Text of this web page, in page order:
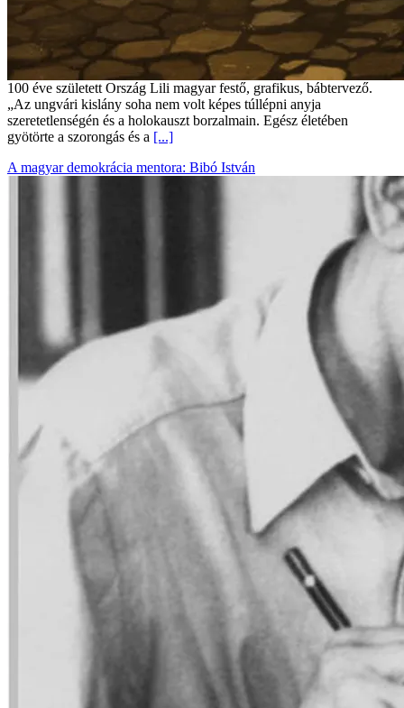
100 éve született Ország Lili magyar festő, grafikus, bábtervező.
„Az ungvári kislány soha nem volt képes túllépni anyja
szeretetlenségén és a holokauszt borzalmain. Egész életében
gyötörte a szorongás és a [...]
A magyar demokrácia mentora: Bibó István